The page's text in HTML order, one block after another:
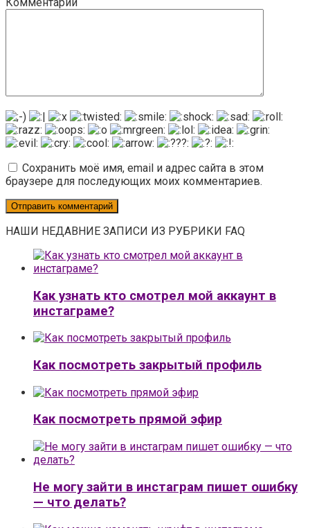
Сохранить моё имя, email и адрес сайта в этом
браузере для последующих моих комментариев.
НАШИ НЕДАВНИЕ ЗАПИСИ ИЗ РУБРИКИ FAQ
Как узнать кто смотрел мой аккаунт в
инстаграме?
Как посмотреть закрытый профиль
Как посмотреть прямой эфир
Не могу зайти в инстаграм пишет ошибку
— что делать?